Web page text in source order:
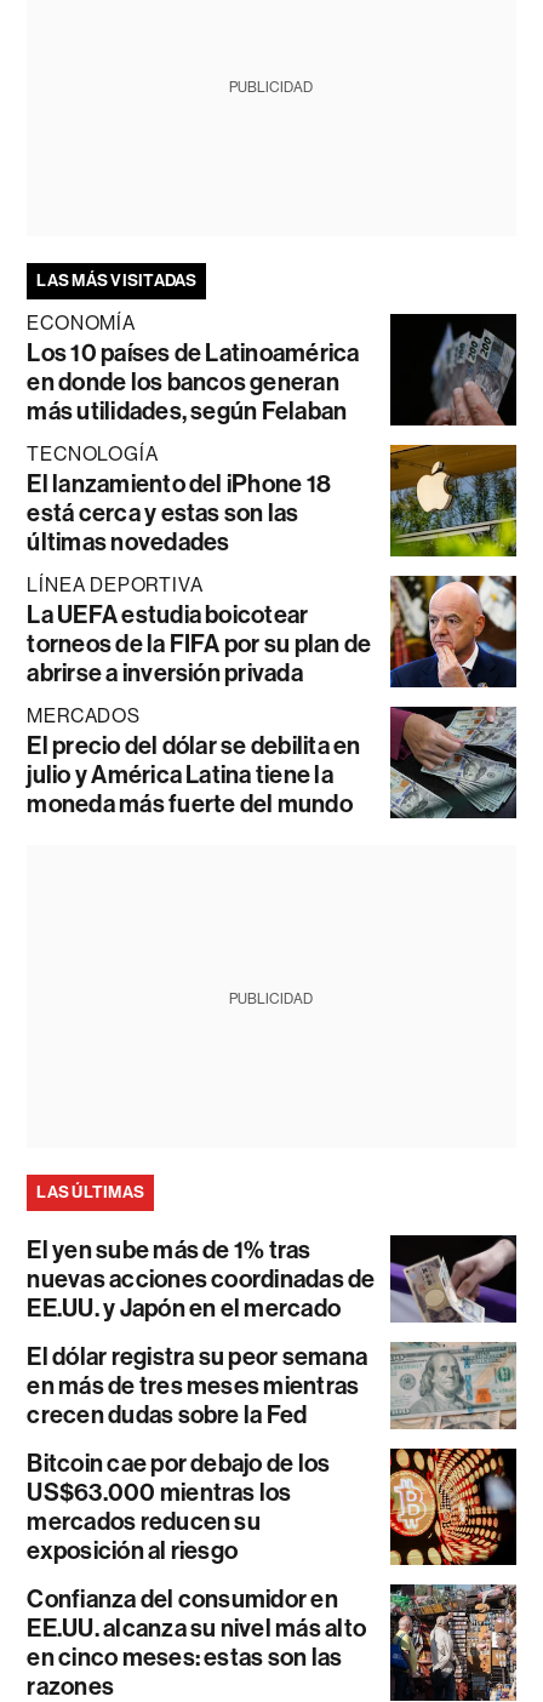
PUBLICIDAD
LAS MÁS VISITADAS
ECONOMÍA
Los 10 países de Latinoamérica
en donde los bancos generan
más utilidades, según Felaban
TECNOLOGÍA
El lanzamiento del iPhone 18
está cerca y estas son las
últimas novedades
LÍNEA DEPORTIVA
La UEFA estudia boicotear
torneos de la FIFA por su plan de
abrirse a inversión privada
MERCADOS
El precio del dólar se debilita en
julio y América Latina tiene la
moneda más fuerte del mundo
PUBLICIDAD
LAS ÚLTIMAS
El yen sube más de 1% tras
nuevas acciones coordinadas de
EE.UU. y Japón en el mercado
El dólar registra su peor semana
en más de tres meses mientras
crecen dudas sobre la Fed
Bitcoin cae por debajo de los
US$63.000 mientras los
mercados reducen su
exposición al riesgo
Confianza del consumidor en
EE.UU. alcanza su nivel más alto
en cinco meses: estas son las
razones